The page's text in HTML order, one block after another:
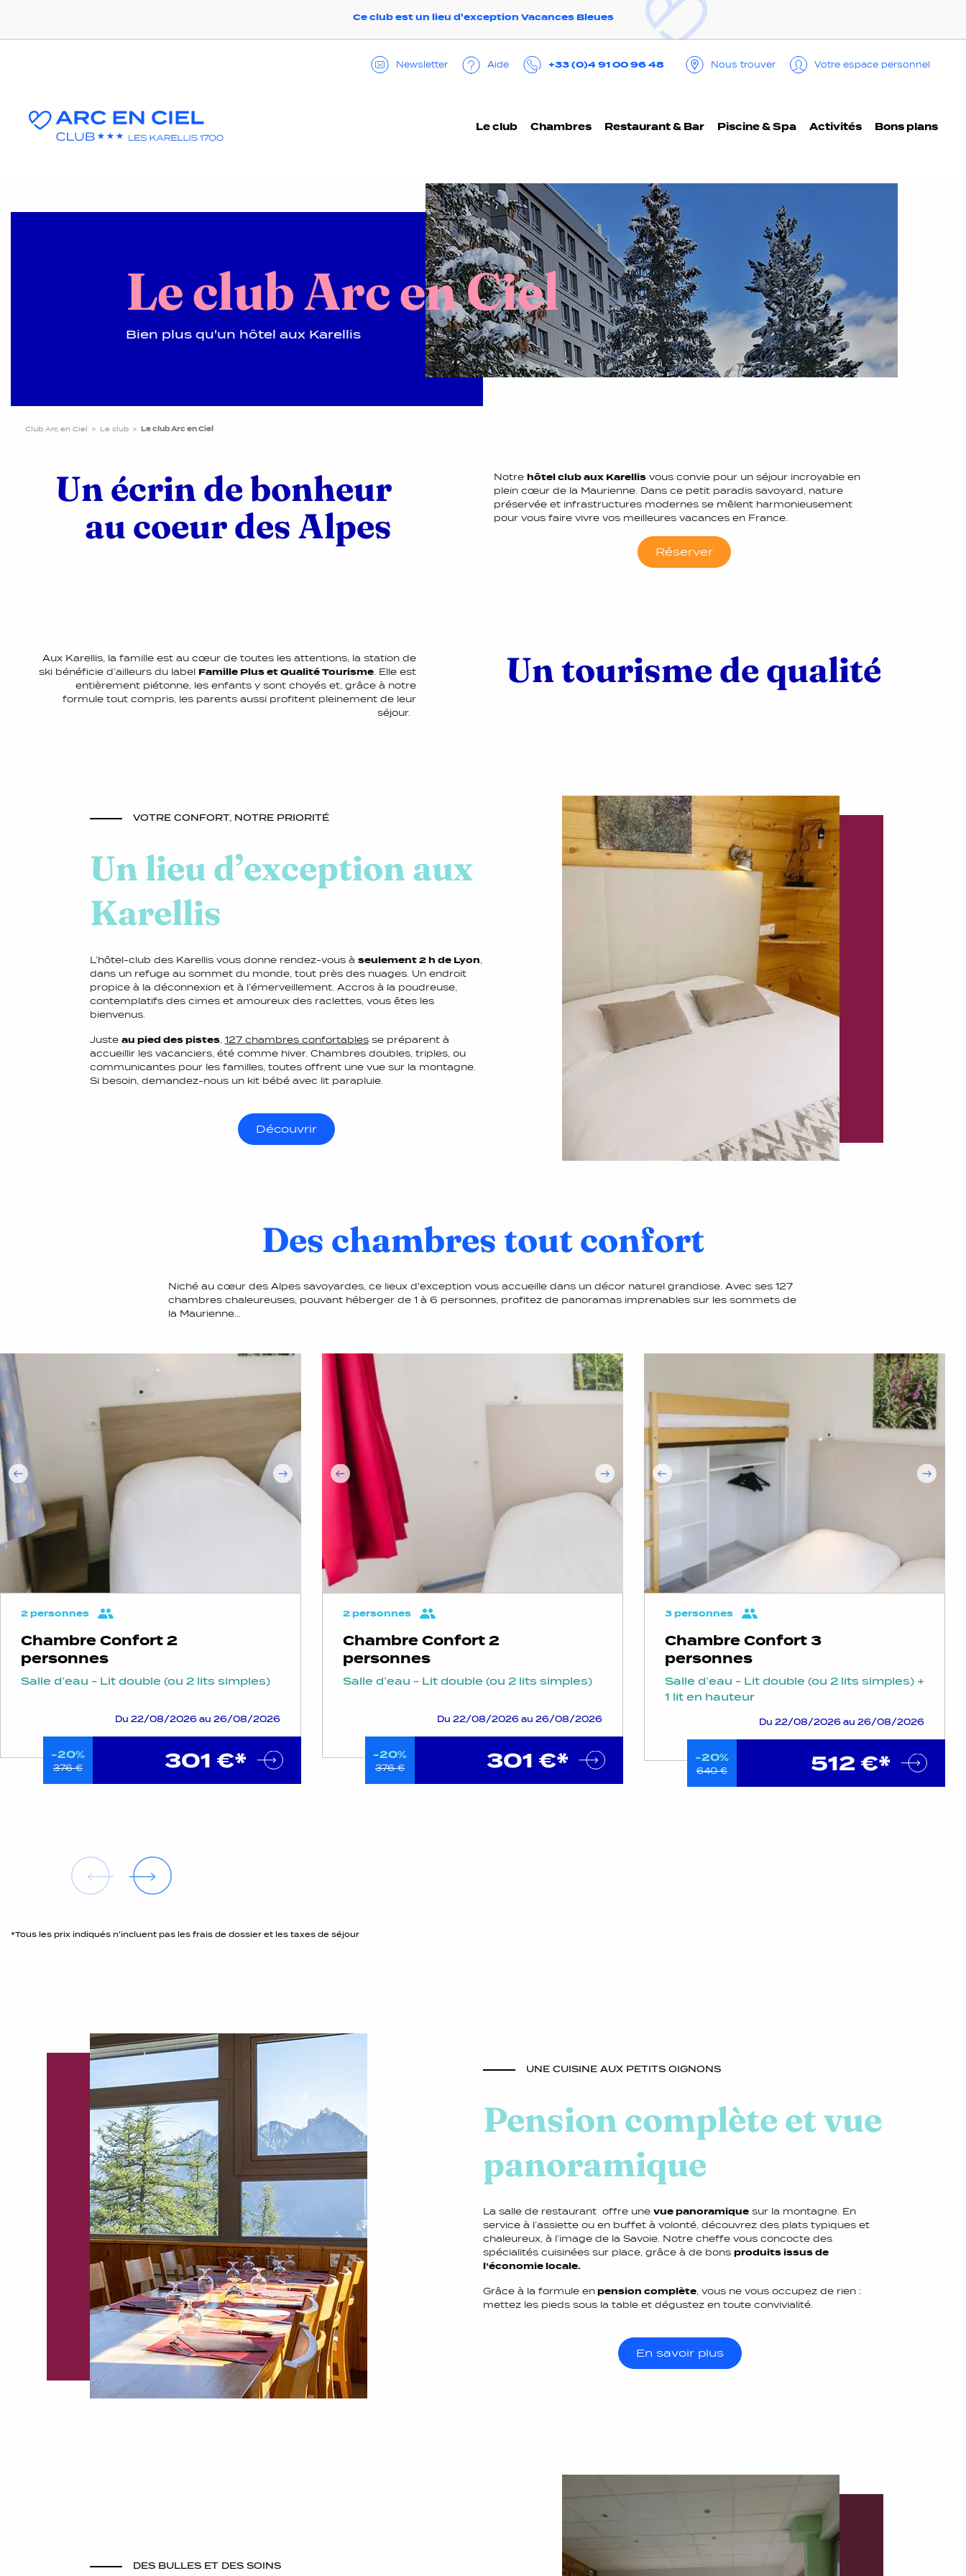
Ce club est un lieu d'exception Vacances Bleues
Le club Chambres Restaurant & Bar Piscine & Spa Activités Bons plans
Newsletter Aide +33 (0)4 91 00 96 48 Nous trouver Votre espace personnel
Le club Arc en Ciel
Bien plus qu'un hôtel aux Karellis
Club Arc en Ciel Le club Le club Arc en Ciel
Un écrin de bonheur
au coeur des Alpes
Notre hôtel club aux Karellisvous convie pour un séjour incroyable en
plein cœur de la Maurienne. Dans ce petit paradis savoyard, nature
préservée et infrastructures modernes se mêlent harmonieusement
pour vous faire vivre vos meilleures vacances en France.
Réserver
Un tourisme de qualité
Aux Karellis, la famille est au cœur de toutes les attentions, la station de
ski bénéficie d’ailleurs du label Famille Plus et Qualité Tourisme. Elle est
entièrement piétonne, les enfants y sont choyés et, grâce à notre
formule tout compris, les parents aussi profitent pleinement de leur
séjour.
VOTRE CONFORT, NOTRE PRIORITÉ
Un lieu d’exception aux
Karellis
L’hôtel-club des Karellis vous donne rendez-vous à seulement 2 h de Lyon,
dans un refuge au sommet du monde, tout près des nuages. Un endroit
propice à la déconnexion et à l’émerveillement. Accros à la poudreuse,
contemplatifs des cimes et amoureux des raclettes, vous êtes les
bienvenus.
Juste au pied des pistes, 127 chambres confortablesse préparent à
accueillir les vacanciers, été comme hiver. Chambres doubles, triples, ou
communicantes pour les familles, toutes offrent une vue sur la montagne.
Si besoin, demandez-nous un kit bébé avec lit parapluie.
Découvrir
Des chambres tout confort
Niché au cœur des Alpes savoyardes, ce lieux d'exception vous accueille dans un décor naturel grandiose. Avec ses 127
chambres chaleureuses, pouvant héberger de 1 à 6 personnes, profitez de panoramas imprenables sur les sommets de
la Maurienne...
2 personnes
Chambre Confort 2
personnes
Salle d’eau - Lit double (ou 2 lits simples)
Du 22/08/2026 au 26/08/2026
-20%
376 € 301 €*
2 personnes
Chambre Confort 2
personnes
Salle d’eau - Lit double (ou 2 lits simples)
Du 22/08/2026 au 26/08/2026
-20%
376 € 301 €*
3 personnes
Chambre Confort 3
personnes
Salle d’eau - Lit double (ou 2 lits simples) +
1 lit en hauteur
Du 22/08/2026 au 26/08/2026
-20%
640 € 512 €*
*Tous les prix indiqués n'incluent pas les frais de dossier et les taxes de séjour
UNE CUISINE AUX PETITS OIGNONS
Pension complète et vue
panoramique
La salle de restaurant offre une vue panoramique sur la montagne. En
service à l’assiette ou en buffet à volonté, découvrez des plats typiques et
chaleureux, à l’image de la Savoie. Notre cheffe vous concocte des
spécialités cuisinées sur place, grâce à de bons produits issus de
l’économie locale.
Grâce à la formule en pension complète, vous ne vous occupez de rien :
mettez les pieds sous la table et dégustez en toute convivialité.
En savoir plus
DES BULLES ET DES SOINS